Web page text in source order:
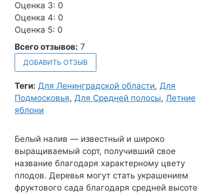
Оценка 3: 0
Оценка 4: 0
Оценка 5: 0
Всего отзывов: 7
ДОБАВИТЬ ОТЗЫВ
Теги: Для Ленинградской области, Для
Подмосковья, Для Средней полосы, Летние
яблони
Белый налив — известный и широко
выращиваемый сорт, получивший свое
название благодаря характерному цвету
плодов. Деревья могут стать украшением
фруктового сада благодаря средней высоте